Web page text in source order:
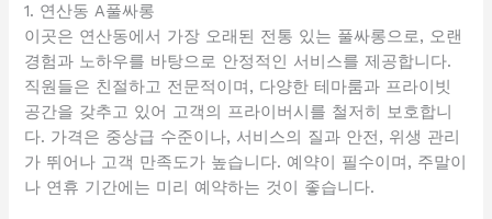
1. 연산동 A풀싸롱
이곳은 연산동에서 가장 오래된 전통 있는 풀싸롱으로, 오랜
경험과 노하우를 바탕으로 안정적인 서비스를 제공합니다.
직원들은 친절하고 전문적이며, 다양한 테마룸과 프라이빗
공간을 갖추고 있어 고객의 프라이버시를 철저히 보호합니
다. 가격은 중상급 수준이나, 서비스의 질과 안전, 위생 관리
가 뛰어나 고객 만족도가 높습니다. 예약이 필수이며, 주말이
나 연휴 기간에는 미리 예약하는 것이 좋습니다.